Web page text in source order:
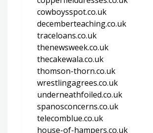
cowboysspot.co.uk
decemberteaching.co.uk
traceloans.co.uk
thenewsweek.co.uk
thecakewala.co.uk
thomson-thorn.co.uk
wrestlingagrees.co.uk
underneathfoiled.co.uk
spanosconcerns.co.uk
telecomblue.co.uk
house-of-hampers.co.uk